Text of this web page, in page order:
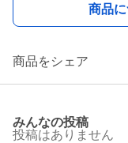
商品
商品をシェア
みんなの投稿
投稿はありません